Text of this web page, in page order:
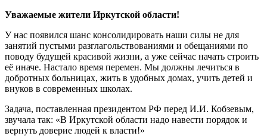
Уважаемые жители Иркутской области!
У нас появился шанс консолидировать наши силы не для
занятий пустыми разглагольствованиями и обещаниями по
поводу будущей красивой жизни, а уже сейчас начать строить
её иначе. Настало время перемен. Мы должны лечиться в
добротных больницах, жить в удобных домах, учить детей и
внуков в современных школах.
Задача, поставленная президентом РФ перед И.И. Кобзевым,
звучала так: «В Иркутской области надо навести порядок и
вернуть доверие людей к власти!»